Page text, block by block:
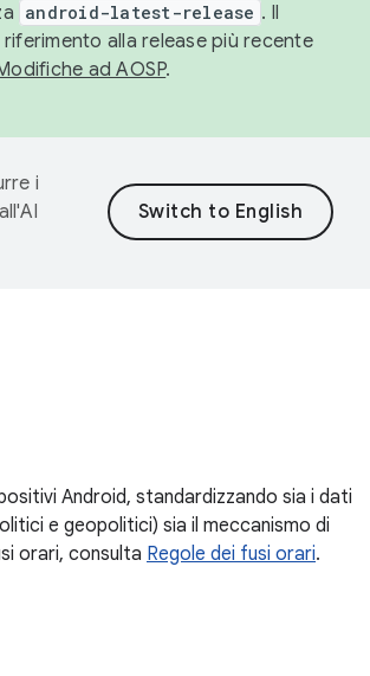
android-latest-release . Il
alla release più recente
ad AOSP.
i
Android, standardizzando sia i dati
e geopolitici) sia il meccanismo di
orari, consulta Regole dei fusi orari.